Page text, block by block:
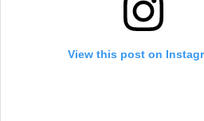
View this post on